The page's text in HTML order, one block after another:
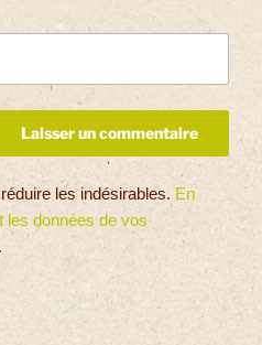
les indésirables. En
les données de vos
.